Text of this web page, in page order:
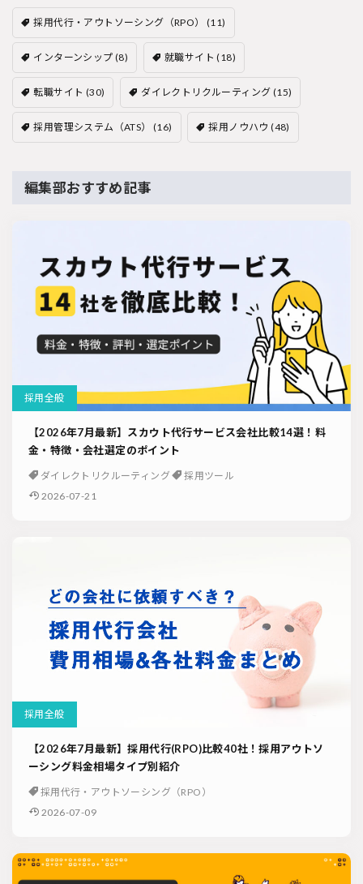
採用代行・アウトソーシング（RPO） (11)
インターンシップ (8) 就職サイト (18)
転職サイト (30) ダイレクトリクルーティング (15)
採用管理システム（ATS） (16) 採用ノウハウ (48)
編集部おすすめ記事
採用全般
【2026年7月最新】スカウト代行サービス会社比較14選！料
金・特徴・会社選定のポイント
ダイレクトリクルーティング
採用ツール
2026-07-21
採用全般
【2026年7月最新】採用代行(RPO)比較40社！採用アウトソ
ーシング料金相場タイプ別紹介
採用代行・アウトソーシング（RPO）
2026-07-09